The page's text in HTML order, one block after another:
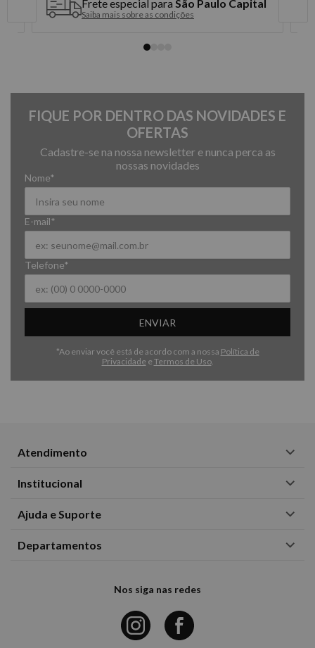
Frete especial para São Paulo Capital
Saiba mais sobre as condições
FIQUE POR DENTRO DAS NOVIDADES E
OFERTAS
Cadastre-se na nossa newsletter e nunca perca as
nossas novidades
*Ao enviar você está de acordo com a nossa Política de
Privacidade e Termos de Uso.
Nome*
E-mail*
Telefone*
ENVIAR
Atendimento
Institucional
Ajuda e Suporte
Departamentos
Nos siga nas redes